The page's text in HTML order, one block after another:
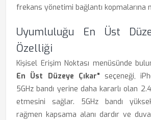
frekans yönetimi bağlantı kopmalarına
Uyumluluğu En Üst
Özelliği
Kişisel Erişim Noktası menüsünde
En Üst Düzeye Çıkar" seçeneği,
5GHz bandı yerine daha kararlı olan
etmesini sağlar. 5GHz bandı
rağmen kapsama alanı dardır ve